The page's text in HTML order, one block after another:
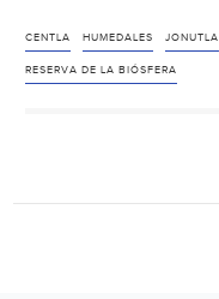
CENTLA HUMEDALES JONUTLA
RESERVA DE LA BIÓSFERA